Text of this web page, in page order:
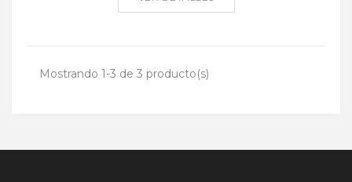
Mostrando 1-3 de 3 producto(s)